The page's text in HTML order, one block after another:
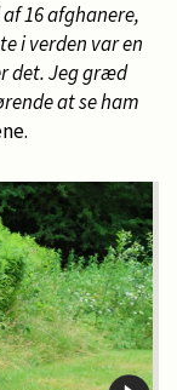
16 afghanere,
i verden var en
det. Jeg græd
at se ham